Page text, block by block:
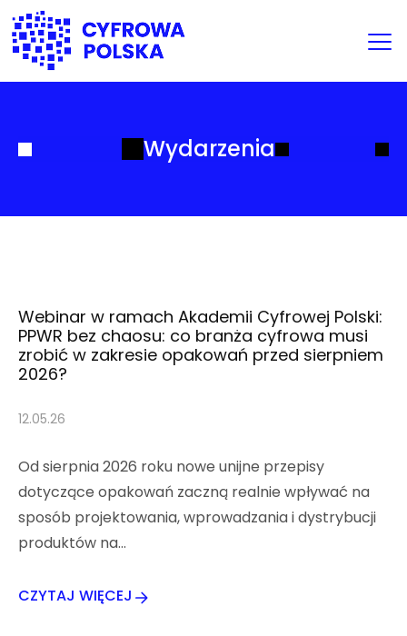
Wydarzenia
Webinar w ramach Akademii Cyfrowej Polski:
PPWR bez chaosu: co branża cyfrowa musi
zrobić w zakresie opakowań przed sierpniem
2026?
12.05.26
Od sierpnia 2026 roku nowe unijne przepisy
dotyczące opakowań zaczną realnie wpływać na
sposób projektowania, wprowadzania i dystrybucji
produktów na…
CZYTAJ WIĘCEJ